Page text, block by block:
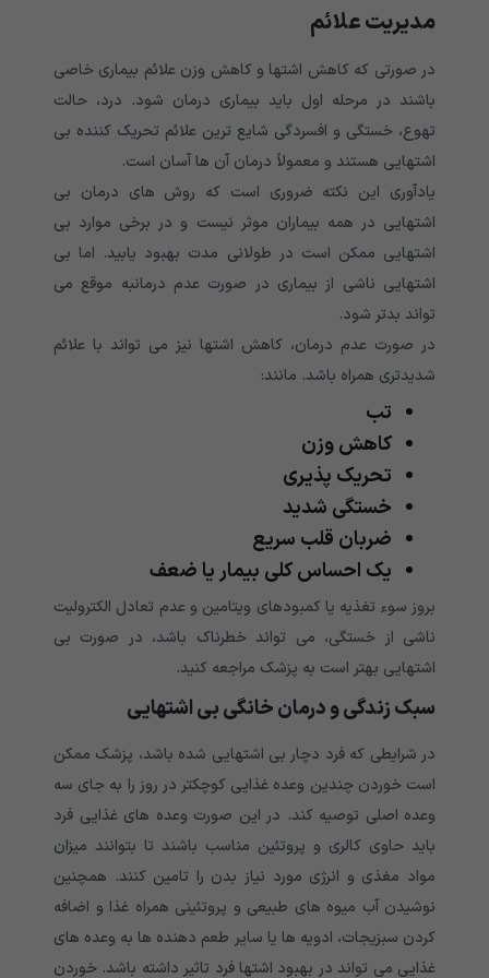
مدیریت علائم
در صورتی که کاهش اشتها و کاهش وزن علائم بیماری خاصی
باشند در مرحله اول باید بیماری درمان شود. درد، حالت
تهوع، خستگی و افسردگی شایع ترین علائم تحریک کننده بی
اشتهایی هستند و معمولاً درمان آن ها آسان است.
یادآوری این نکته ضروری است که روش های درمان بی
اشتهایی در همه بیماران موثر نیست و در برخی موارد بی
اشتهایی ممکن است در طولانی مدت بهبود یابید. اما بی
اشتهایی ناشی از بیماری در صورت عدم درمانبه موقع می
تواند بدتر شود.
در صورت عدم درمان، کاهش اشتها نیز می تواند با علائم
شدیدتری همراه باشد. مانند:
تب
کاهش وزن
تحریک پذیری
خستگی شدید
ضربان قلب سریع
یک احساس کلی بیمار یا ضعف
بروز سوء تغذیه یا کمبودهای ویتامین و عدم تعادل الکترولیت
ناشی از خستگی، می تواند خطرناک باشد، در صورت بی
اشتهایی بهتر است به پزشک مراجعه کنید.
سبک زندگی و درمان خانگی بی اشتهایی
در شرایطی که فرد دچار بی اشتهایی شده باشد، پزشک ممکن
است خوردن چندین وعده غذایی کوچکتر در روز را به جای سه
وعده اصلی توصیه کند. در این صورت وعده های غذایی فرد
باید حاوی کالری و پروتئین مناسب باشند تا بتوانند میزان
مواد مغذی و انرژی مورد نیاز بدن را تامین کنند. همچنین
نوشیدن آب میوه های طبیعی و پروتئینی همراه غذا و اضافه
کردن سبزیجات، ادویه ها یا سایر طعم دهنده ها به وعده های
غذایی می تواند در بهبود اشتها فرد تاثیر داشته باشد. خوردن